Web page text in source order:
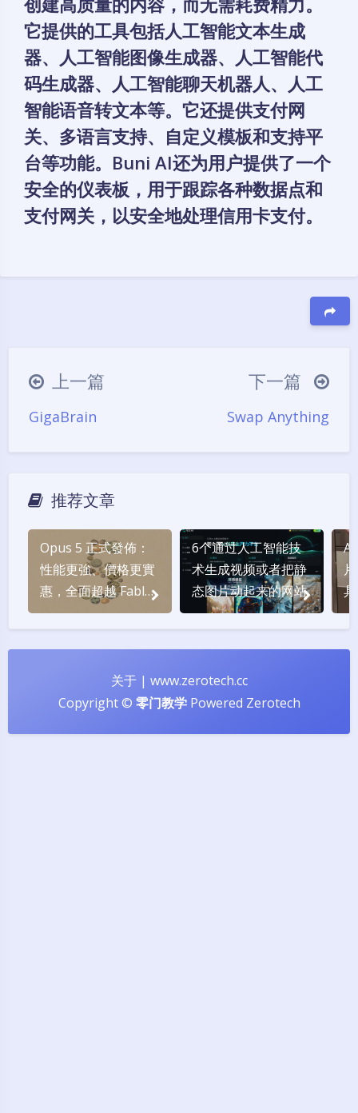
它提供的工具包括人工智能文本生成
器、人工智能图像生成器、人工智能代
码生成器、人工智能聊天机器人、人工
智能语音转文本等。它还提供支付网
关、多语言支持、自定义模板和支持平
台等功能。Buni AI还为用户提供了一个
安全的仪表板，用于跟踪各种数据点和
支付网关，以安全地处理信用卡支付。
上一篇
GigaBrain
下一篇
Swap Anything
推荐文章
Opus 5 正式發佈：
性能更強、價格更實
惠，全面超越 Fable
5？
6个通过人工智能技
术生成视频或者把静
态图片动起来的网站
关于| www.zerotech.cc
Copyright © 零门教学Powered Zerotech